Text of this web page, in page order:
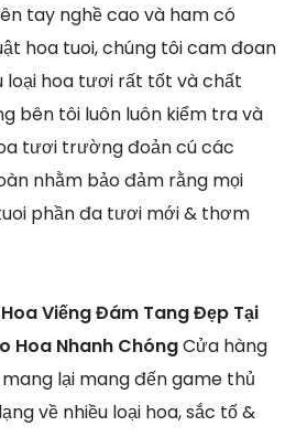
tay nghề cao và ham có
hoa tuoi, chúng tôi cam đoan
loại hoa tươi rất tốt và chất
bên tôi luôn luôn kiểm tra và
tươi trường đoản cú các
nhằm bảo đảm rằng mọi
phần đa tươi mới & thơm
Viếng Đám Tang Đẹp Tại
Hoa Nhanh ChóngCửa hàng
lại mang đến game thủ
về nhiều loại hoa, sắc tố &